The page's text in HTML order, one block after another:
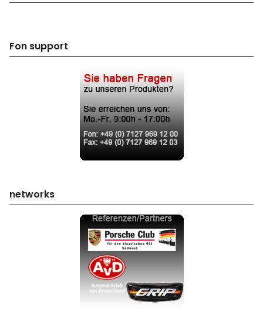
Fon support
networks